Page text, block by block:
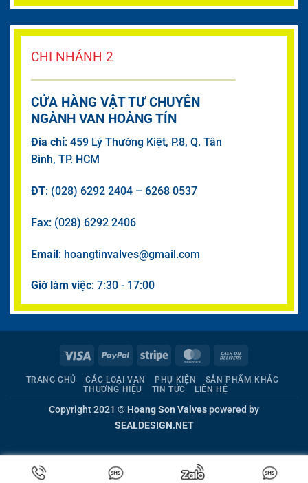
CHI NHÁNH 2
CỬA HÀNG VẬT TƯ CHUYÊN
NGÀNH VAN HOÀNG TÍN
Đia chỉ: 459 Lý Thường Kiệt, P.8, Q. Tân
Bình, TP. HCM
ĐT: (028) 6292 2404 – 6268 0537
Fax: (028) 6292 2406
Email: hoangtinvalves@gmail.com
Giờ làm việc: 7:30 - 17:00
Visa PayPal Stripe MasterCard
Delivery
TRANG CHỦ CÁC LOẠI VAN PHỤ KIỆN
SẢN PHẨM KHÁC
THƯƠNG HIỆU
TIN TỨC LIÊN HỆ
Copyright 2021 © Hoang Son Valvespowered by
SEALDESIGN.NET